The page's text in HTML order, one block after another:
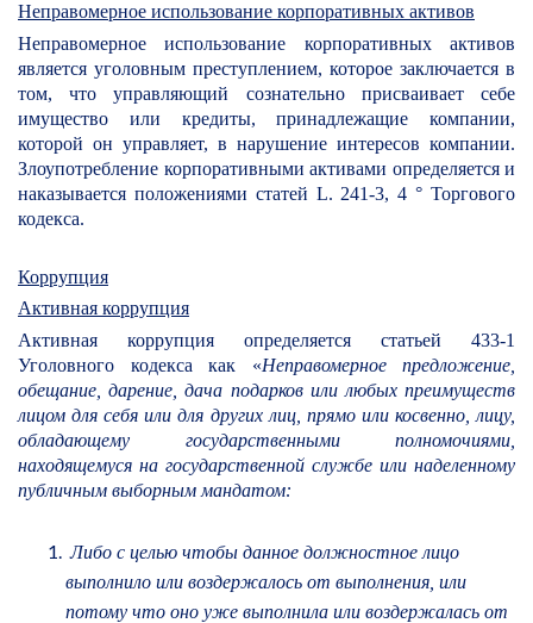
Неправомерное использование корпоративных активов
Неправомерное использование корпоративных активов
является уголовным преступлением, которое заключается в
том, что управляющий сознательно присваивает себе
имущество или кредиты, принадлежащие компании,
которой он управляет, в нарушение интересов компании.
Злоупотребление корпоративными активами определяется и
наказывается положениями статей L. 241-3, 4 ° Торгового
кодекса.
Коррупция
Активная коррупция
Активная коррупция определяется статьей 433-1
Уголовного кодекса как «Неправомерное предложение,
обещание, дарение, дача подарков или любых преимуществ
лицом для себя или для других лиц, прямо или косвенно, лицу,
обладающему государственными полномочиями,
находящемуся на государственной службе или наделенному
публичным выборным мандатом:
Либо с целью чтобы данное должностное лицо
выполнило или воздержалось от выполнения, или
потому что оно уже выполнила или воздержалась от